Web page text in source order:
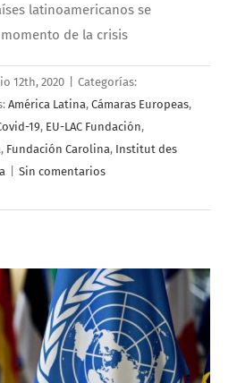
latinoamericanos se
de la crisis
12th, 2020
Categorías:
América Latina, Cámaras Europeas,
19, EU-LAC Fundación,
, Fundación Carolina, Institut des
Sin comentarios